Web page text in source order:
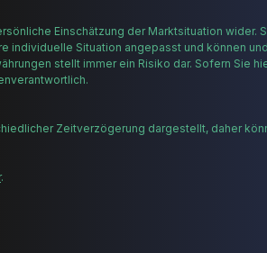
Einschätzung der Marktsituation wider.
individuelle Situation angepasst und können
stellt immer ein Risiko dar. Sofern Sie
Zeitverzögerung dargestellt, daher
.